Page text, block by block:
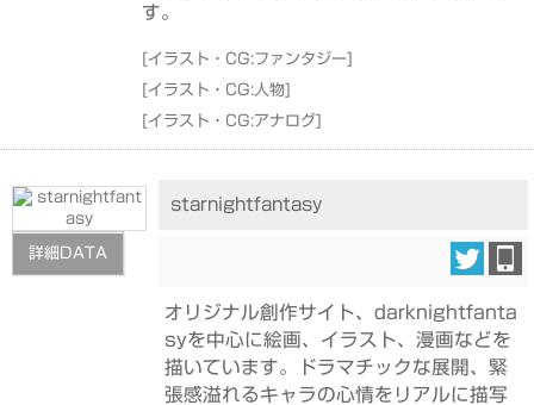
す。
[イラスト・CG:ファンタジー]
[イラスト・CG:人物]
[イラスト・CG:アナログ]
詳細DATA
starnightfantasy
オリジナル創作サイト、darknightfanta
syを中心に絵画、イラスト、漫画などを
描いています。ドラマチックな展開、緊
張感溢れるキャラの心情をリアルに描写